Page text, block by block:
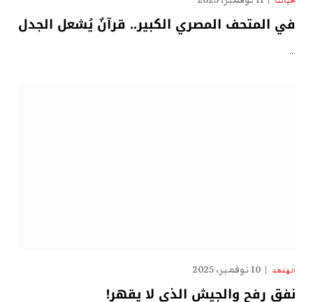
في المتحف المصري الكبير.. قرآنٌ يُشعل الجدل
…
الهدهد 10 نوفمبر، 2025
نفق رفح والجيش الذي لا يقهر!